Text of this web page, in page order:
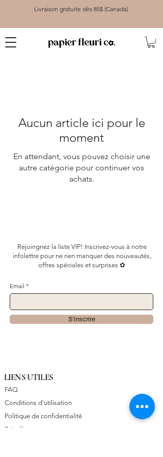
Livraison gratuite dès 85$ (Canada)
Aucun article ici pour le
moment
En attendant, vous pouvez choisir une
autre catégorie pour continuer vos
achats.
Rejoingnez la liste VIP! Inscrivez-vous à notre
infolettre pour ne rien manquer des nouveautés,
offres spéciales et surprises ✿
Email
S'inscrire
LIENS UTILES
FAQ
Conditions d'utilisation
Politique de confidentialité
Détaillants